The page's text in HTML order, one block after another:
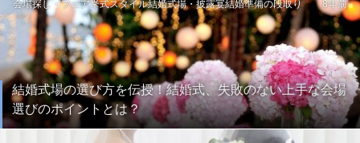
結婚式場の選び方を伝授！結婚式、失敗のない上手な会場
選びのポイントとは？
会場探し・フェア挙式スタイル結婚式場・披露宴結婚準備の段取り 8年前